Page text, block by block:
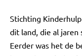
Stichting
dit land, die al
Eerder was het de